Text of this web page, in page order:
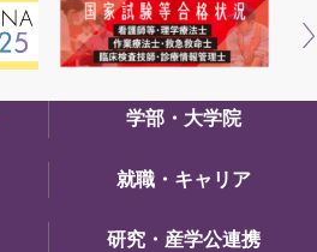
学部・大学院
就職・キャリア
研究・産学公連携